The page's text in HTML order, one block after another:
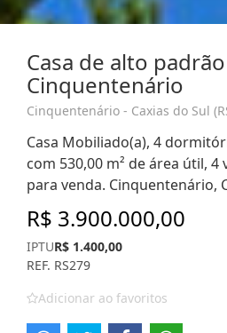
Casa de alto
Cinquentenário
Cinquentenário - Caxias do Sul
Casa Mobiliado(a), 4
com 530,00 m² de área útil, 4
para venda. Cinquentenário,
R$ 3.900.000,00
IPTUR$ 1.400,00
REF. RS279
Adicionar ao favoritos